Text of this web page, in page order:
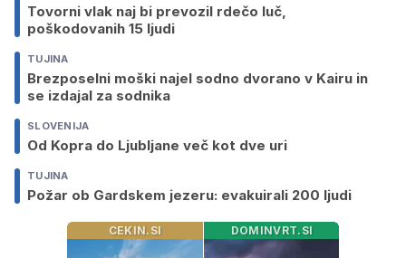
Tovorni vlak naj bi prevozil rdečo luč,
poškodovanih 15 ljudi
TUJINA
Brezposelni moški najel sodno dvorano v Kairu in
se izdajal za sodnika
SLOVENIJA
Od Kopra do Ljubljane več kot dve uri
TUJINA
Požar ob Gardskem jezeru: evakuirali 200 ljudi
CEKIN.SI DOMINVRT.SI